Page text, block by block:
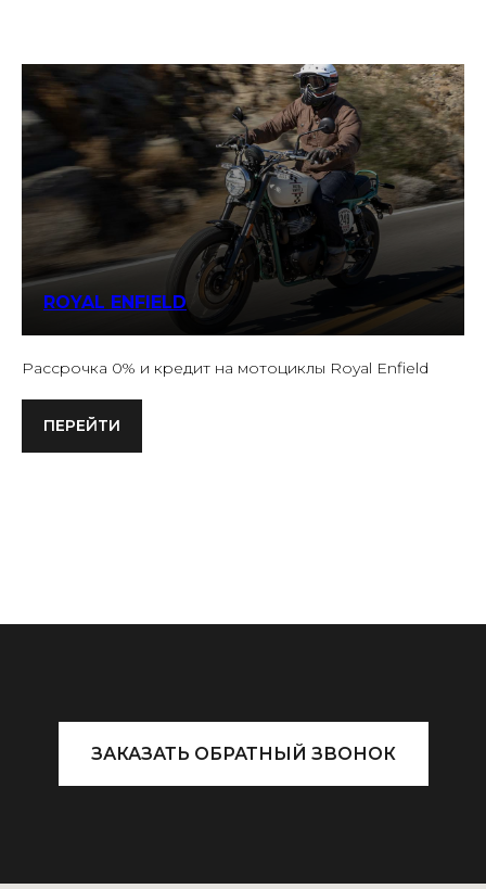
ROYAL ENFIELD
Рассрочка 0% и кредит на мотоциклы Royal Enfield
ПЕРЕЙТИ
ЗАКАЗАТЬ ОБРАТНЫЙ ЗВОНОК